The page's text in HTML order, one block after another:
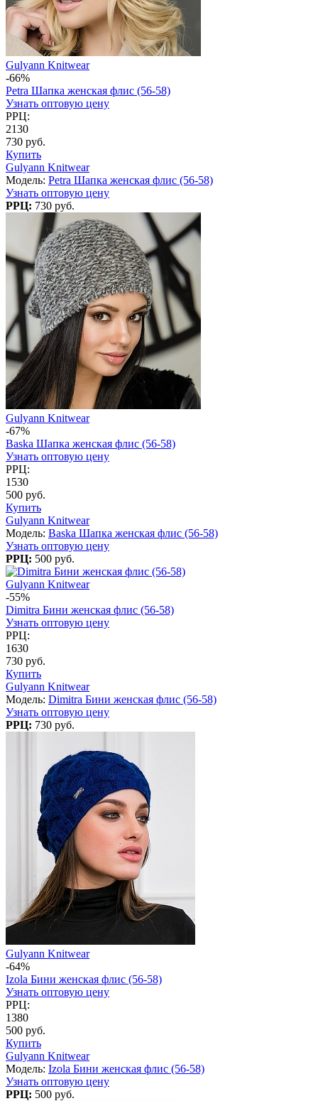
Gulyann Knitwear
-66%
Petra Шапка женская флис (56-58)
Узнать оптовую цену
РРЦ:
2130
730 руб.
Купить
Gulyann Knitwear
Модель: Petra Шапка женская флис (56-58)
Узнать оптовую цену
РРЦ: 730 руб.
Gulyann Knitwear
-67%
Baska Шапка женская флис (56-58)
Узнать оптовую цену
РРЦ:
1530
500 руб.
Купить
Gulyann Knitwear
Модель: Baska Шапка женская флис (56-58)
Узнать оптовую цену
РРЦ: 500 руб.
Gulyann Knitwear
-55%
Dimitra Бини женская флис (56-58)
Узнать оптовую цену
РРЦ:
1630
730 руб.
Купить
Gulyann Knitwear
Модель: Dimitra Бини женская флис (56-58)
Узнать оптовую цену
РРЦ: 730 руб.
Gulyann Knitwear
-64%
Izola Бини женская флис (56-58)
Узнать оптовую цену
РРЦ:
1380
500 руб.
Купить
Gulyann Knitwear
Модель: Izola Бини женская флис (56-58)
Узнать оптовую цену
РРЦ: 500 руб.